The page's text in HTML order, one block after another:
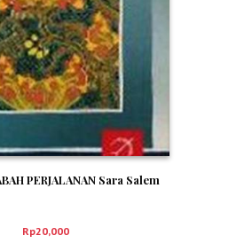
PERJALANAN Sara Salem
Rp20,000